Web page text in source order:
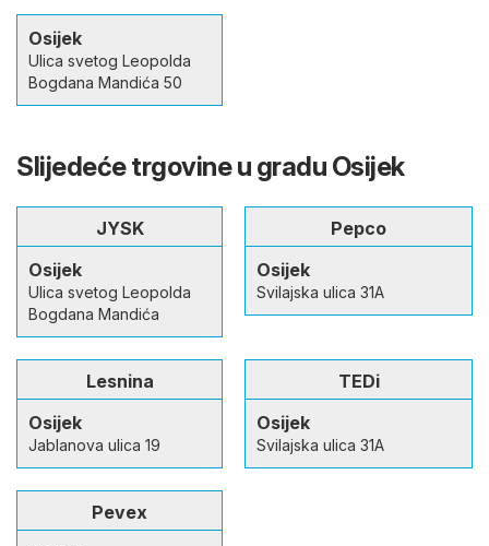
Osijek
Ulica svetog Leopolda
Bogdana Mandića 50
Slijedeće trgovine u gradu Osijek
JYSK
Osijek
Ulica svetog Leopolda
Bogdana Mandića
Pepco
Osijek
Svilajska ulica 31A
Lesnina
Osijek
Jablanova ulica 19
TEDi
Osijek
Svilajska ulica 31A
Pevex